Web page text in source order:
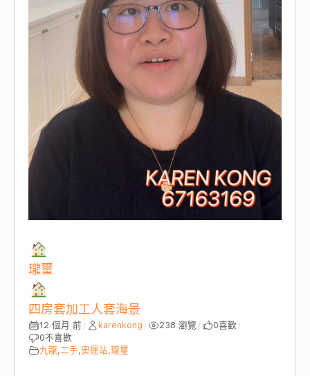
瓏璽
四房套加工人套海景
12 個月 前 / karenkong / 238 瀏覽 / 0喜歡 /
0不喜歡
九龍,二手,奧運站,瓏璽